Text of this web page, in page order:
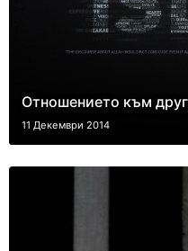
Отношението към
11 Декември 2014